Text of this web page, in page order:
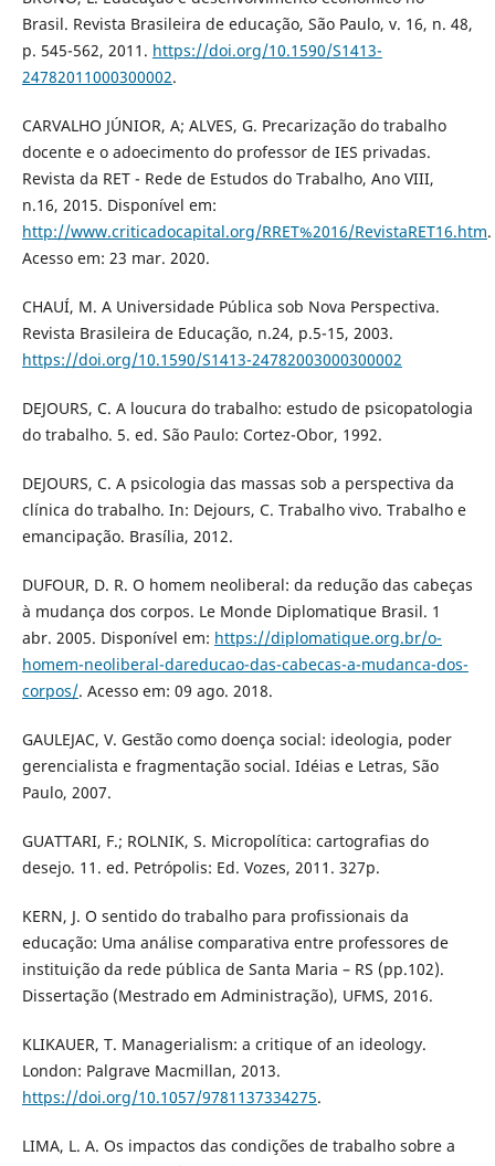
Brasil. Revista Brasileira de educação, São Paulo, v. 16, n. 48,
p. 545-562, 2011. https://doi.org/10.1590/S1413-
24782011000300002.
CARVALHO JÚNIOR, A; ALVES, G. Precarização do trabalho
docente e o adoecimento do professor de IES privadas.
Revista da RET - Rede de Estudos do Trabalho, Ano VIII,
n.16, 2015. Disponível em:
http://www.criticadocapital.org/RRET%2016/RevistaRET16.htm.
Acesso em: 23 mar. 2020.
CHAUÍ, M. A Universidade Pública sob Nova Perspectiva.
Revista Brasileira de Educação, n.24, p.5-15, 2003.
https://doi.org/10.1590/S1413-24782003000300002
DEJOURS, C. A loucura do trabalho: estudo de psicopatologia
do trabalho. 5. ed. São Paulo: Cortez-Obor, 1992.
DEJOURS, C. A psicologia das massas sob a perspectiva da
clínica do trabalho. In: Dejours, C. Trabalho vivo. Trabalho e
emancipação. Brasília, 2012.
DUFOUR, D. R. O homem neoliberal: da redução das cabeças
à mudança dos corpos. Le Monde Diplomatique Brasil. 1
abr. 2005. Disponível em: https://diplomatique.org.br/o-
homem-neoliberal-dareducao-das-cabecas-a-mudanca-dos-
corpos/. Acesso em: 09 ago. 2018.
GAULEJAC, V. Gestão como doença social: ideologia, poder
gerencialista e fragmentação social. Idéias e Letras, São
Paulo, 2007.
GUATTARI, F.; ROLNIK, S. Micropolítica: cartografias do
desejo. 11. ed. Petrópolis: Ed. Vozes, 2011. 327p.
KERN, J. O sentido do trabalho para profissionais da
educação: Uma análise comparativa entre professores de
instituição da rede pública de Santa Maria – RS (pp.102).
Dissertação (Mestrado em Administração), UFMS, 2016.
KLIKAUER, T. Managerialism: a critique of an ideology.
London: Palgrave Macmillan, 2013.
https://doi.org/10.1057/9781137334275.
LIMA, L. A. Os impactos das condições de trabalho sobre a